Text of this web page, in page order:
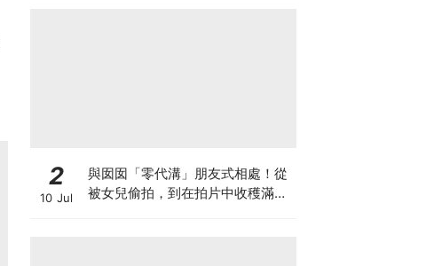
2
10 Jul
與囡囡「零代溝」朋友式相處！從
被女兒偷拍，到在拍片中收穫滿足